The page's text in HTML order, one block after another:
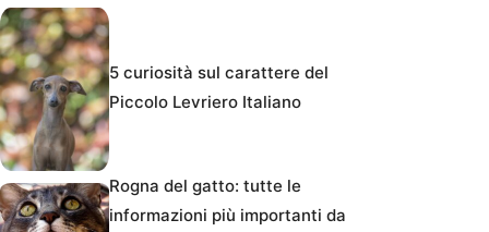
5 curiosità sul carattere del
Piccolo Levriero Italiano
Rogna del gatto: tutte le
informazioni più importanti da